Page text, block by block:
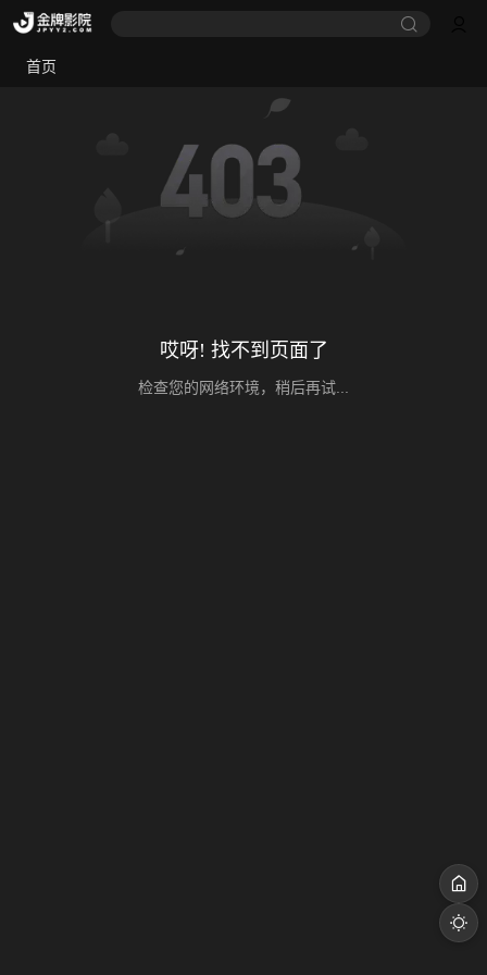
首页
哎呀! 找不到页面了
检查您的网络环境，稍后再试...